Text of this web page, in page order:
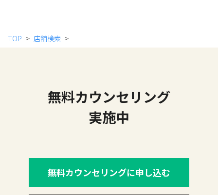
TOP 店舗検索
無料カウンセリング
実施中
無料カウンセリングに申し込む